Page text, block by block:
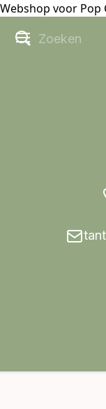
Webshop voor